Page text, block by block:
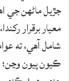
جڙيل ماڻهن جي
معيار برقرار
شامل آهي، ته
ڪيون پيون